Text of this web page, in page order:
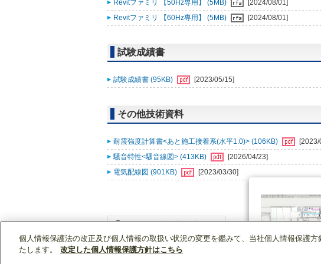
Revitファミリ 【50Hz専用】 (5MB)
[2024/08/01]
Revitファミリ 【60Hz専用】 (5MB)
[2024/08/01]
試験成績書
試験成績書 (95KB) [2023/05/15]
その他技術資料
耐震強度計算書<あと施工接着系(水平1.0)> (106KB)
騒音特性<騒音線図> (413KB)
[2026/04/23]
電気配線図 (901KB)
[2023/03/30]
WIN2Kトップ 製品情報
個人情報保護法の改正及び個人情報の取扱い状況の変更を鑑みて、当社個人情報保護
たします。
改定した個人情報保護方針はこちら